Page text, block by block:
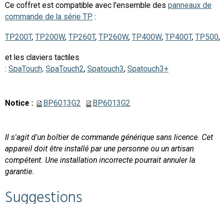
Ce coffret est compatible avec l'ensemble des panneaux de
commande de la série TP :
TP200T, TP200W, TP260T, TP260W, TP400W, TP400T, TP500,
et les claviers tactiles
: SpaTouch, SpaTouch2, Spatouch3, Spatouch3+
Notice : BP6013G2 BP6013G2
Il s'agit d'un boîtier de commande générique sans licence. Cet
appareil doit être installé par une personne ou un artisan
compétent. Une installation incorrecte pourrait annuler la
garantie.